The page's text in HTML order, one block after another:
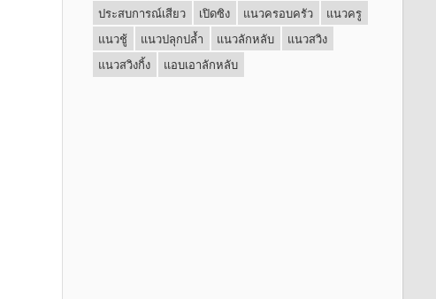
ประสบการณ์เสียว
เปิดซิง แนวครอบครัว
แนวครู
แนวชู้
แนวปลุกปล้ำ แนวลักหลับ
แนวสวิง
แนวสวิงกิ้ง
แอบเอาลักหลับ